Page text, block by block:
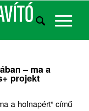
– ma a
projekt
a holnapért” című